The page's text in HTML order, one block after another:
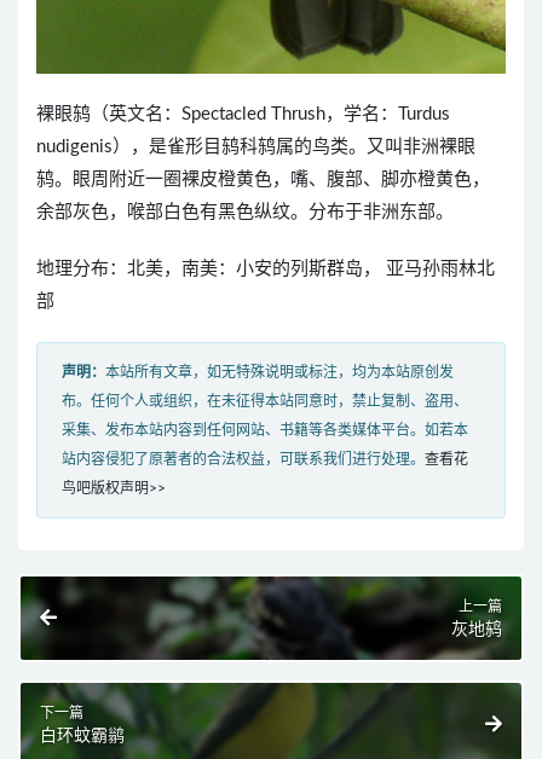
裸眼鸫（英文名：Spectacled Thrush，学名：Turdus
nudigenis），是雀形目鸫科鸫属的鸟类。又叫非洲裸眼
鸫。眼周附近一圈裸皮橙黄色，嘴、腹部、脚亦橙黄色，
余部灰色，喉部白色有黑色纵纹。分布于非洲东部。
地理分布：北美，南美：小安的列斯群岛， 亚马孙雨林北
部
声明： 本站所有文章，如无特殊说明或标注，均为本站原创发
布。任何个人或组织，在未征得本站同意时，禁止复制、盗用、
采集、发布本站内容到任何网站、书籍等各类媒体平台。如若本
站内容侵犯了原著者的合法权益，可联系我们进行处理。 查看花
鸟吧版权声明>>
上一篇
灰地鸫
下一篇
白环蚊霸鹟